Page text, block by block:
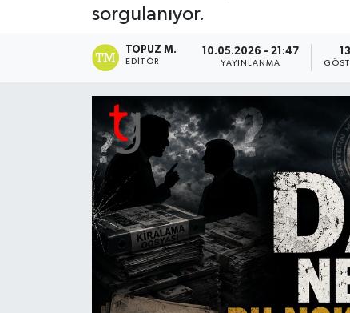
sorgulanıyor.
TOPUZ M.
EDITÖR
10.05.2026 - 21:47
YAYINLANMA
TÜRKİYE